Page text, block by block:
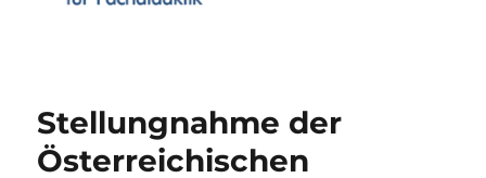
Stellungnahme der
Österreichischen